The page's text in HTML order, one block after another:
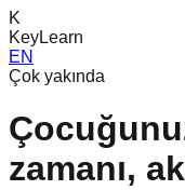
K
KeyLearn
EN
Çok yakında
zamanı,